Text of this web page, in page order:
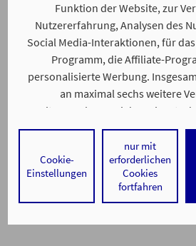
Funktion der Website, zur
Nutzererfahrung, Analysen des
Social Media-Interaktionen, für
Programm, die Affiliate-
personalisierte Werbung.
an maximal sechs weitere
weitergegeben. Bei dem Einsatz
Media-Interaktionen und
werden regelmäßig durch den
individuelle Profile angelegt und
Webseiten zu umfassenden
nur mit
erforderlichen
Cookies
fortfahren
Cookie-
Einstellungen